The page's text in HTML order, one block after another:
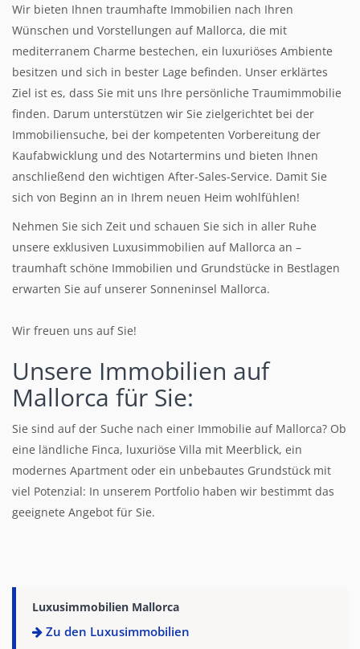
Wir bieten Ihnen traumhafte Immobilien nach Ihren
Wünschen und Vorstellungen auf Mallorca, die mit
mediterranem Charme bestechen, ein luxuriöses Ambiente
besitzen und sich in bester Lage befinden. Unser erklärtes
Ziel ist es, dass Sie mit uns Ihre persönliche Traumimmobilie
finden. Darum unterstützen wir Sie zielgerichtet bei der
Immobiliensuche, bei der kompetenten Vorbereitung der
Kaufabwicklung und des Notartermins und bieten Ihnen
anschließend den wichtigen After-Sales-Service. Damit Sie
sich von Beginn an in Ihrem neuen Heim wohlfühlen!
Nehmen Sie sich Zeit und schauen Sie sich in aller Ruhe
unsere exklusiven Luxusimmobilien auf Mallorca an –
traumhaft schöne Immobilien und Grundstücke in Bestlagen
erwarten Sie auf unserer Sonneninsel Mallorca.
Wir freuen uns auf Sie!
Unsere Immobilien auf
Mallorca für Sie:
Sie sind auf der Suche nach einer Immobilie auf Mallorca? Ob
eine ländliche Finca, luxuriöse Villa mit Meerblick, ein
modernes Apartment oder ein unbebautes Grundstück mit
viel Potenzial: In unserem Portfolio haben wir bestimmt das
geeignete Angebot für Sie.
Luxusimmobilien Mallorca
Zu den Luxusimmobilien